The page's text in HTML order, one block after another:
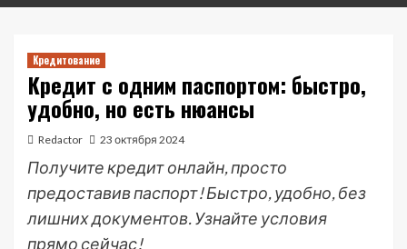
Кредитование
Кредит с одним паспортом: быстро,
удобно, но есть нюансы
Redactor 23 октября 2024
Получите кредит онлайн, просто
предоставив паспорт! Быстро, удобно, без
лишних документов. Узнайте условия
прямо сейчас!